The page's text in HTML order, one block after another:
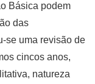
Básica podem
das
se uma revisão de
cincos anos,
natureza